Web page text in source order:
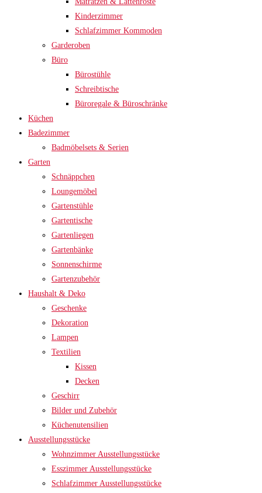
Kinderzimmer
Schlafzimmer Kommoden
Garderoben
Büro
Bürostühle
Schreibtische
Büroregale & Büroschränke
Küchen
Badezimmer
Badmöbelsets & Serien
Garten
Schnäppchen
Loungemöbel
Gartenstühle
Gartentische
Gartenliegen
Gartenbänke
Sonnenschirme
Gartenzubehör
Haushalt & Deko
Geschenke
Dekoration
Lampen
Textilien
Kissen
Decken
Geschirr
Bilder und Zubehör
Küchenutensilien
Ausstellungsstücke
Wohnzimmer Ausstellungsstücke
Esszimmer Ausstellungsstücke
Schlafzimmer Ausstellungsstücke